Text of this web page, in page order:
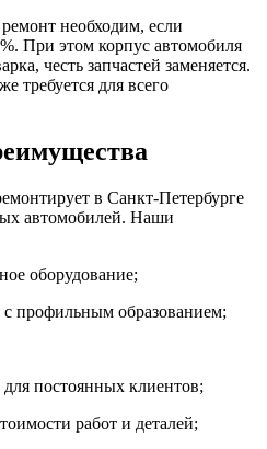
необходим, если
При этом корпус автомобиля
честь запчастей заменяется.
требуется для всего
в Санкт-Петербурге
автомобилей. Наши
оборудование;
профильным образованием;
постоянных клиентов;
работ и деталей;